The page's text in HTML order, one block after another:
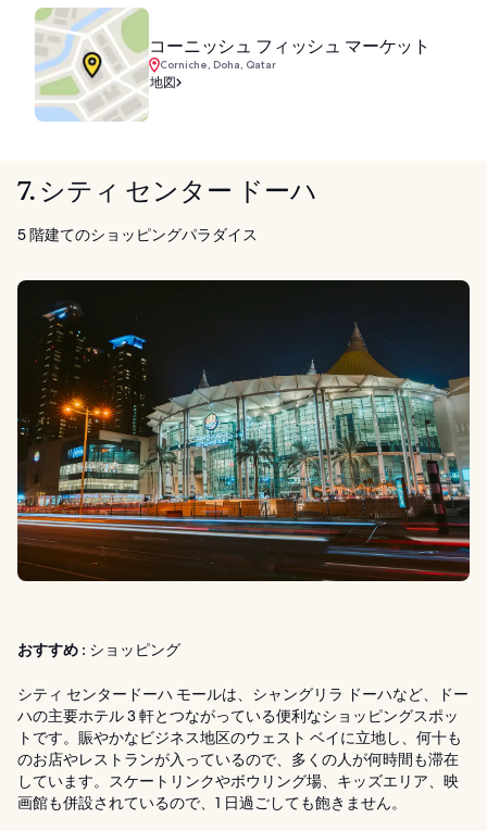
コーニッシュ フィッシュ マーケット
Corniche, Doha, Qatar
地図
7. シティ センター ドーハ
5 階建てのショッピングパラダイス
おすすめ : ショッピング
シティ センタードーハ モールは、シャングリラ ドーハなど、ドー
ハの主要ホテル 3 軒とつながっている便利なショッピングスポッ
トです。賑やかなビジネス地区のウェスト ベイに立地し、何十も
のお店やレストランが入っているので、多くの人が何時間も滞在
しています。スケートリンクやボウリング場、キッズエリア、映
画館も併設されているので、1 日過ごしても飽きません。